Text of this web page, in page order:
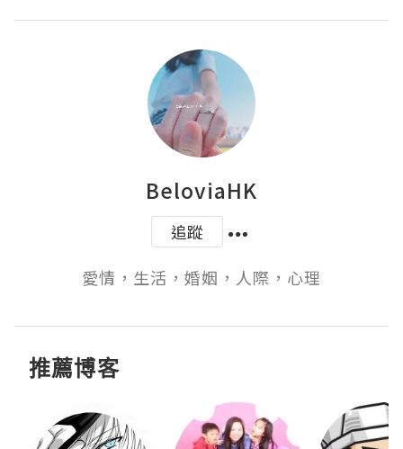
BeloviaHK
追蹤
愛情，生活，婚姻，人際，心理
推薦博客